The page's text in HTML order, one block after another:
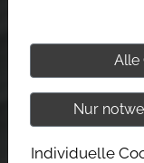
Alle
Nur
Individuelle